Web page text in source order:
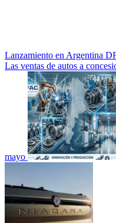
Lanzamiento en Argentina
Las ventas de autos a
mayo